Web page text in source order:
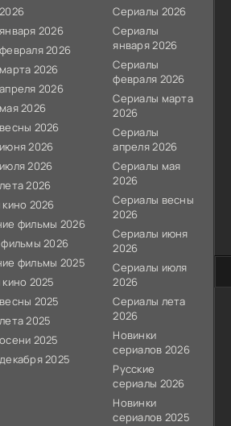
2026
2026
2026
2026
2026
2026
2026
2026
2026
2026
фильмы 2026
фильмы 2026
фильмы 2025
2025
2025
2025
2025
2025
Сериалы 2026
Сериалы
января 2026
Сериалы
февраля 2026
Сериалы марта
2026
Сериалы
апреля 2026
Сериалы мая
2026
Сериалы весны
2026
Сериалы июня
2026
Сериалы июля
2026
Сериалы лета
2026
Новинки
сериалов 2026
Русские
сериалы 2026
Новинки
сериалов 2025